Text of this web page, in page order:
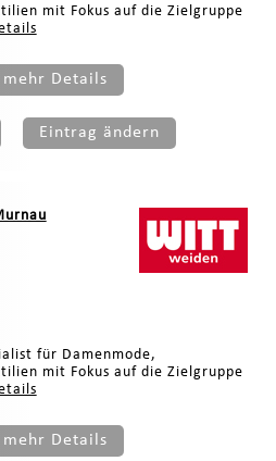
mit Fokus auf die Zielgruppe
mehr Details
Eintrag ändern
für Damenmode,
mit Fokus auf die Zielgruppe
mehr Details